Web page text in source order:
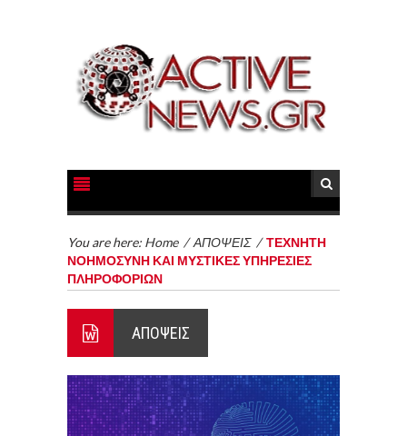
You are here: Home /ΑΠΟΨΕΙΣ /ΤΕΧΝΗΤΗ
ΝΟΗΜΟΣΥΝΗ ΚΑΙ ΜΥΣΤΙΚΕΣ ΥΠΗΡΕΣΙΕΣ
ΠΛΗΡΟΦΟΡΙΩΝ
ΑΠΟΨΕΙΣ